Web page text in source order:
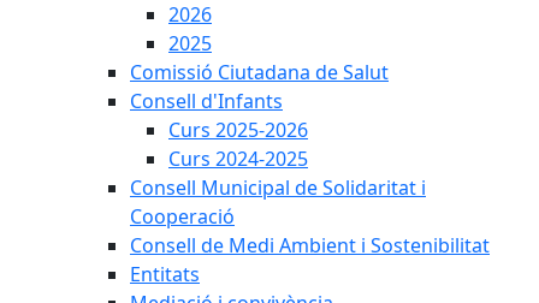
2026
2025
Comissió Ciutadana de Salut
Consell d'Infants
Curs 2025-2026
Curs 2024-2025
Consell Municipal de Solidaritat i
Cooperació
Consell de Medi Ambient i Sostenibilitat
Entitats